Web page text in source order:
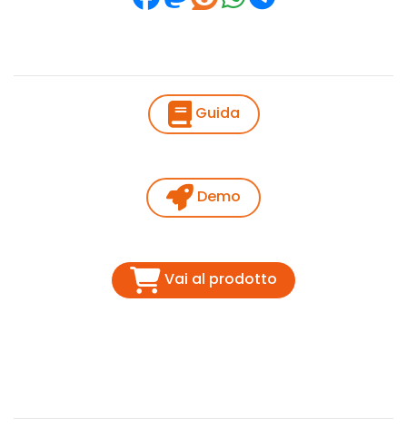
Guida
Demo
Vai al prodotto